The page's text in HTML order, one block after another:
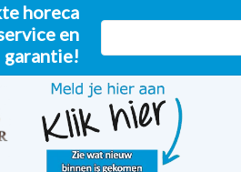
horeca
en
garantie!